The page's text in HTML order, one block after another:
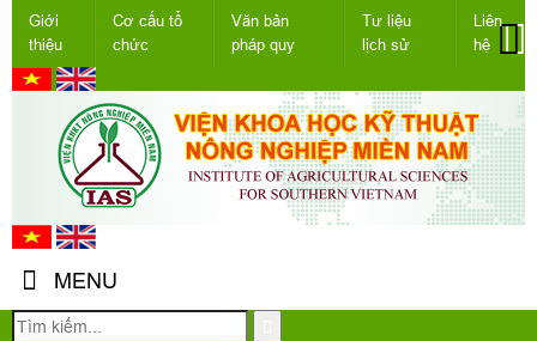
Giới
thiệu
Cơ cấu tổ
chức
Văn bản
pháp quy
Tư liệu
lịch sử
Liên
hệ
MENU